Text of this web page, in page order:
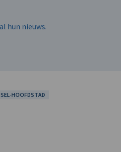
hun nieuws.
HOOFDSTAD